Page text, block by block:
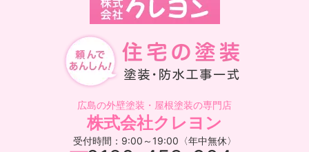
広島の外壁塗装・屋根塗装の専門店
株式会社クレヨン
受付時間：9:00～19:00〈年中無休〉